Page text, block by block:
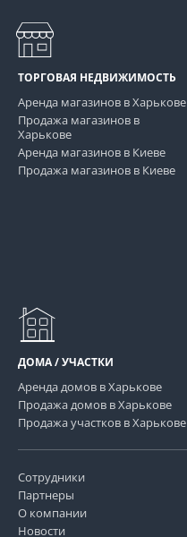
ТОРГОВАЯ НЕДВИЖИМОСТЬ
Аренда магазинов в Харькове
Продажа магазинов в
Харькове
Аренда магазинов в Киеве
Продажа магазинов в Киеве
ДОМА / УЧАСТКИ
Аренда домов в Харькове
Продажа домов в Харькове
Продажа участков в Харькове
Сотрудники
Партнеры
О компании
Новости